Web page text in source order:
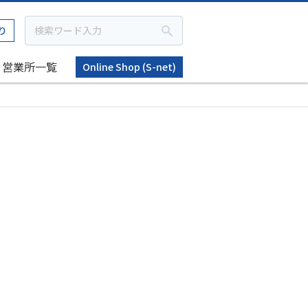
営業所一覧
Online Shop (S-net)